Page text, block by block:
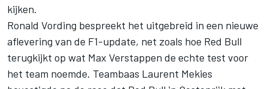
kijken.
Ronald Vording bespreekt het uitgebreid in een nieuwe
aflevering van de F1-update, net zoals hoe Red Bull
terugkijkt op wat Max Verstappen de echte test voor
het team noemde. Teambaas Laurent Mekies